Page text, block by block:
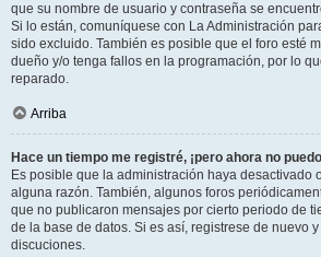
que su nombre de usuario y contraseña se
Si lo están, comuníquese con La Administración
sido excluido. También es posible que el foro esté
dueño y/o tenga fallos en la programación, por lo
reparado.
Arriba
Hace un tiempo me registré, ¡pero ahora no
Es posible que la administración haya desactivado
alguna razón. También, algunos foros
que no publicaron mensajes por cierto periodo de
de la base de datos. Si es así, registrese de nuevo
discuciones.